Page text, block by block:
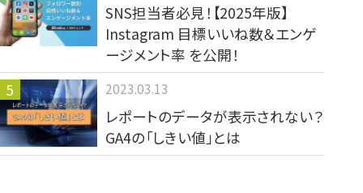
SNS担当者必見！【2025年版】
Instagram 目標いいね数＆エンゲ
ージメント率 を公開！
2023.03.13
レポートのデータが表示されない？
GA4の「しきい値」とは